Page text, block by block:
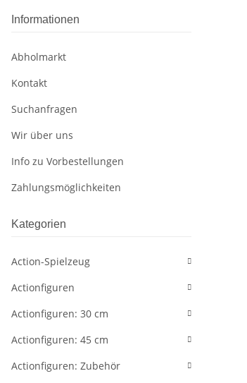
Informationen
Abholmarkt
Kontakt
Suchanfragen
Wir über uns
Info zu Vorbestellungen
Zahlungsmöglichkeiten
Kategorien
Action-Spielzeug
Actionfiguren
Actionfiguren: 30 cm
Actionfiguren: 45 cm
Actionfiguren: Zubehör